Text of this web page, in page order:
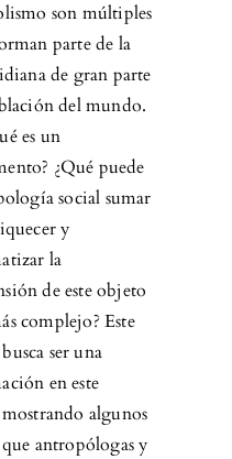
son múltiples
parte de la
de gran parte
del mundo.
es un
¿Qué puede
social sumar
y
la
de este objeto
complejo? Este
ser una
en este
algunos
antropólogas y